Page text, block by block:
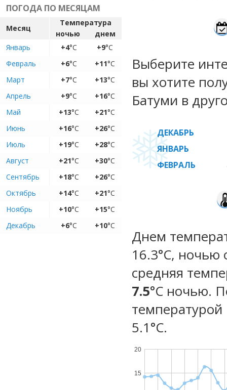
ПОГОДА ПО МЕСЯЦАМ
Месяц
Температура
ночью
днем
Январь
+4°C +9°C
Февраль
+6°C +11°C
Март
+7°C +13°C
Апрель
+9°C +16°C
Май
+13°C +21°C
Июнь
+16°C +26°C
Июль
+19°C +28°C
Август
+21°C +30°C
Сентябрь
+18°C +26°C
Октябрь
+14°C +21°C
Ноябрь
+10°C +15°C
Декабрь
+6°C +10°C
Выберите
вы хотите
Батуми в
ДЕКАБРЬ
ЯНВАРЬ
ФЕВРАЛЬ
Днем
16.3°C, ночью
средняя
7.5°C ночью.
температурой
5.1°С.
15
20